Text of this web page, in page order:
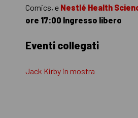
Comics, e Nestlé Health
ore 17:00 Ingresso libero
Eventi collegati
Jack Kirby in mostra